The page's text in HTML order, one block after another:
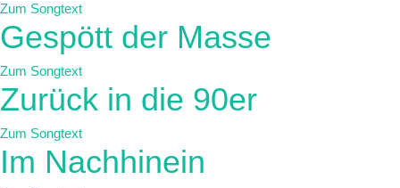
Zum Songtext
Gespött der Masse
Zum Songtext
Zurück in die 90er
Zum Songtext
Im Nachhinein